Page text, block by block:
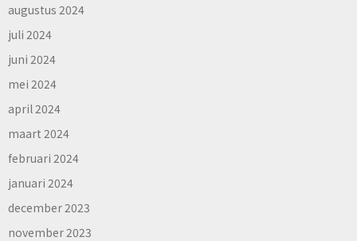
augustus 2024
juli 2024
juni 2024
mei 2024
april 2024
maart 2024
februari 2024
januari 2024
december 2023
november 2023